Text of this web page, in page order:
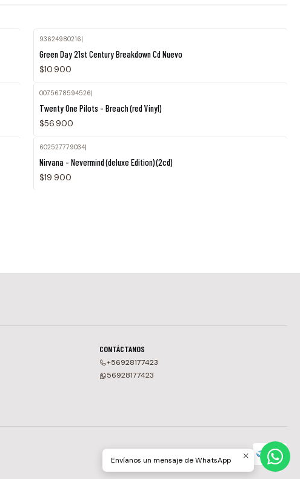
93624980216|
Green Day 21st Century Breakdown Cd Nuevo
$10.900
0075678594526|
Twenty One Pilots - Breach (red Vinyl)
$56.900
602527779034
Nirvana - Nevermind (deluxe Edition) (2cd)
$19.900
CONTÁCTANOS
+56928177423
56928177423
Envíanos un mensaje de WhatsApp